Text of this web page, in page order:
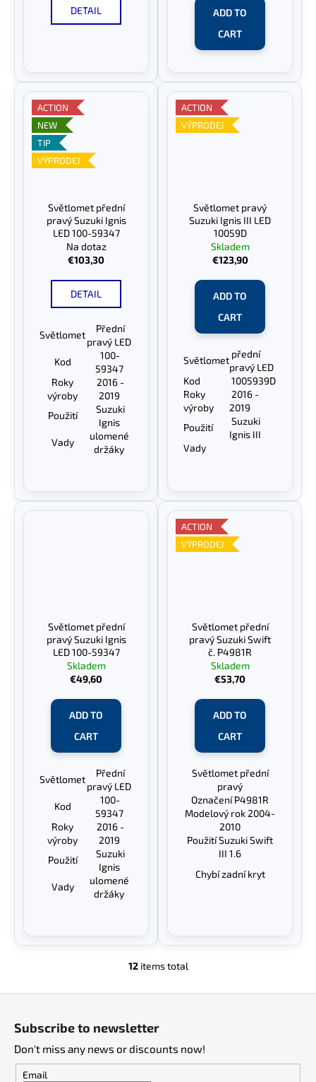
DETAIL
ADD TO
CART
ACTION
NEW
TIP
VÝPRODEJ
Světlomet přední
pravý Suzuki Ignis
LED 100-59347
Na dotaz
€103,30
DETAIL
Světlomet
Přední
pravý LED
Kod
100-
59347
Roky
výroby
2016 -
2019
Použití
Suzuki
Ignis
Vady
ulomené
držáky
ACTION
VÝPRODEJ
Světlomet pravý
Suzuki Ignis III LED
10059D
Skladem
€123,90
ADD TO
CART
Světlomet
přední
pravý LED
Kod
1005939D
Roky
výroby
2016 -
2019
Použití
Suzuki
Ignis III
Vady
Světlomet přední
pravý Suzuki Ignis
LED 100-59347
Skladem
€49,60
ADD TO
CART
Světlomet
Přední
pravý LED
Kod
100-
59347
Roky
výroby
2016 -
2019
Použití
Suzuki
Ignis
Vady
ulomené
držáky
ACTION
VÝPRODEJ
Světlomet přední
pravý Suzuki Swift
č. P4981R
Skladem
€53,70
ADD TO
CART
Světlomet přední
pravý
Označení P4981R
Modelový rok 2004-
2010
Použití Suzuki Swift
III 1.6
Chybí zadní kryt
L
n
g
12items total
Subscribe to newsletter
Don't miss any news or discounts now!
Email